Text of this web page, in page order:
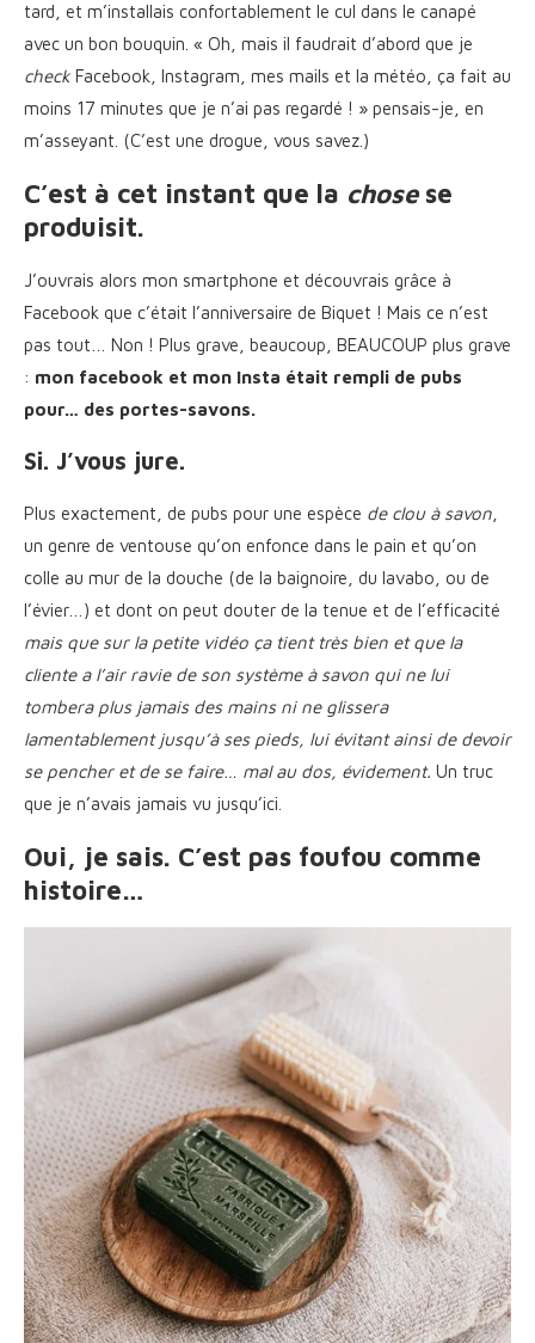
tard, et m’installais confortablement le cul dans le canapé
avec un bon bouquin. « Oh, mais il faudrait d’abord que je
check Facebook, Instagram, mes mails et la météo, ça fait au
moins 17 minutes que je n’ai pas regardé ! » pensais-je, en
m’asseyant. (C’est une drogue, vous savez.)
C’est à cet instant que la chosese
produisit.
J’ouvrais alors mon smartphone et découvrais grâce à
Facebook que c’était l’anniversaire de Biquet ! Mais ce n’est
pas tout… Non ! Plus grave, beaucoup, BEAUCOUP plus grave
: mon facebook et mon Insta était rempli de pubs
pour… des portes-savons.
Si. J’vous jure.
Plus exactement, de pubs pour une espèce de clou à savon
un genre de ventouse qu’on enfonce dans le pain et qu’on
colle au mur de la douche (de la baignoire, du lavabo, ou de
l’évier…) et dont on peut douter de la tenue et de l’efficacité
mais que sur la petite vidéo ça tient très bien et que la
cliente a l’air ravie de son système à savon qui ne lui
tombera plus jamais des mains ni ne glissera
lamentablement jusqu’à ses pieds, lui évitant ainsi de devoir
se pencher et de se faire… mal au dos, évidement. Un truc
que je n’avais jamais vu jusqu’ici.
Oui, je sais. C’est pas foufou comme
histoire…